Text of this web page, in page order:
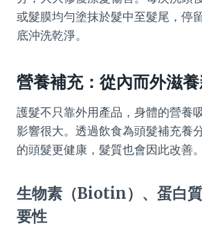
或髮膜均勻塗抹於髮中至髮尾，停
底沖洗乾淨。
營養補充：從內而外滋
護髮不只靠外用產品，身體的營養
影響很大。透過飲食為頭髮補充養
的頭髮更健康，髮質也會因此改善。
生物素（Biotin）、蛋白
要性